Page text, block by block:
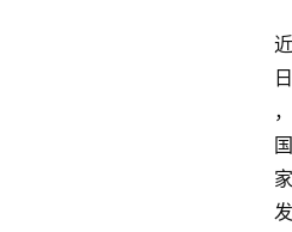
近
日
，
国
家
发